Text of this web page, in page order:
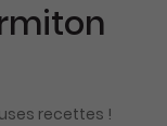
recettes !